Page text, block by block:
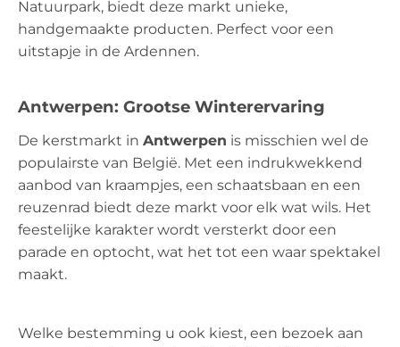
Natuurpark, biedt deze markt unieke,
handgemaakte producten. Perfect voor een
uitstapje in de Ardennen.
Antwerpen: Grootse Winterervaring
De kerstmarkt inAntwerpen is misschien wel de
populairste van België. Met een indrukwekkend
aanbod van kraampjes, een schaatsbaan en een
reuzenrad biedt deze markt voor elk wat wils. Het
feestelijke karakter wordt versterkt door een
parade en optocht, wat het tot een waar spektakel
maakt.
Welke bestemming u ook kiest, een bezoek aan